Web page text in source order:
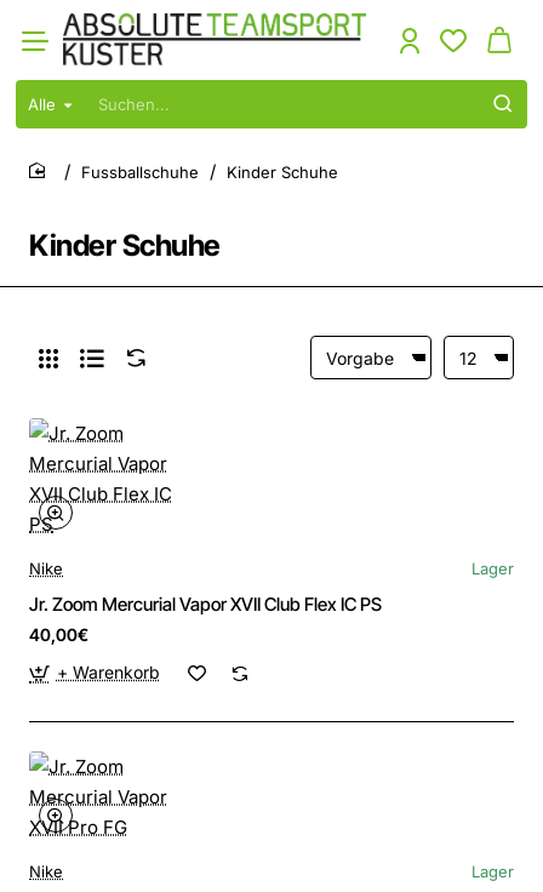
Alle
Suchen...
Kinder Schuhe
home
Fussballschuhe Kinder Schuhe
Nike Lager
Jr. Zoom Mercurial Vapor XVII Club Flex IC PS
40,00€
+ Warenkorb
Nike Lager